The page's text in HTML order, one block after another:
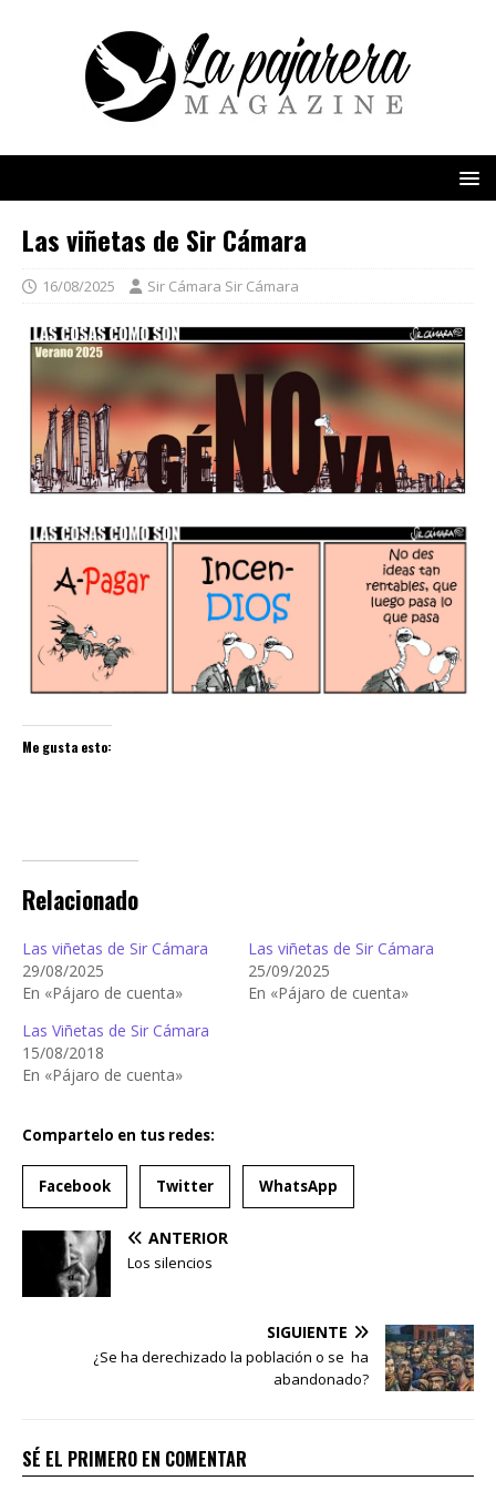
Las viñetas de Sir Cámara
16/08/2025 Sir Cámara Sir Cámara
Me gusta esto:
Relacionado
Las viñetas de Sir Cámara
29/08/2025
En «Pájaro de cuenta»
Las viñetas de Sir Cámara
25/09/2025
En «Pájaro de cuenta»
Las Viñetas de Sir Cámara
15/08/2018
En «Pájaro de cuenta»
Compartelo en tus redes:
Facebook Twitter WhatsApp
ANTERIOR
Los silencios
SIGUIENTE
¿Se ha derechizado la población o se ha
abandonado?
SÉ EL PRIMERO EN COMENTAR